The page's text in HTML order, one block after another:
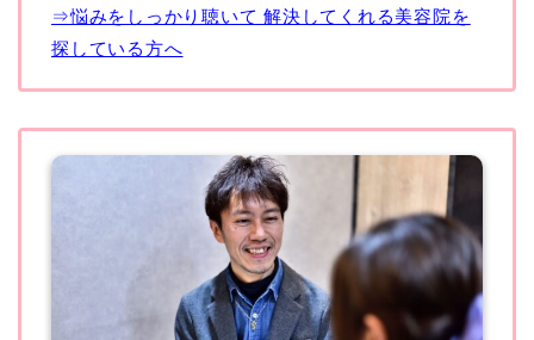
⇒悩みをしっかり聴いて 解決してくれる美容院を
探している方へ